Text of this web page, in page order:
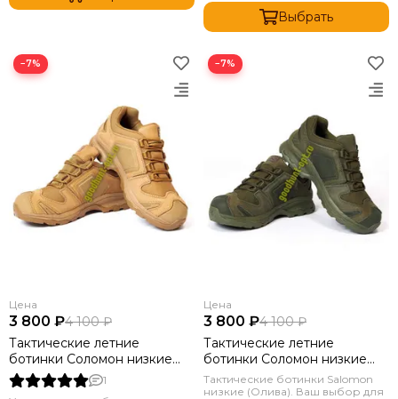
Выбрать
−7%
Цена
3 800 ₽4 100 ₽
Тактические летние
ботинки Соломон низкие
Коричневый
1
−7%
Цена
3 800 ₽4 100 ₽
Тактические летние
ботинки Соломон низкие
Олива
Тактические ботинки Salomon
низкие (Олива). Ваш выбор для